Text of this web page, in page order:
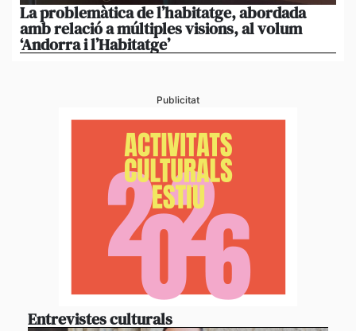
La problemàtica de l’habitatge, abordada
amb relació a múltiples visions, al volum
‘Andorra i l’Habitatge’
Publicitat
Entrevistes culturals